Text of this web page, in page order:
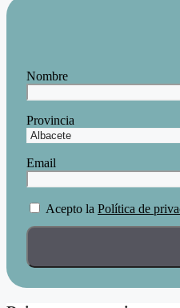
Nombre
Provincia
Email
Acepto la Política de